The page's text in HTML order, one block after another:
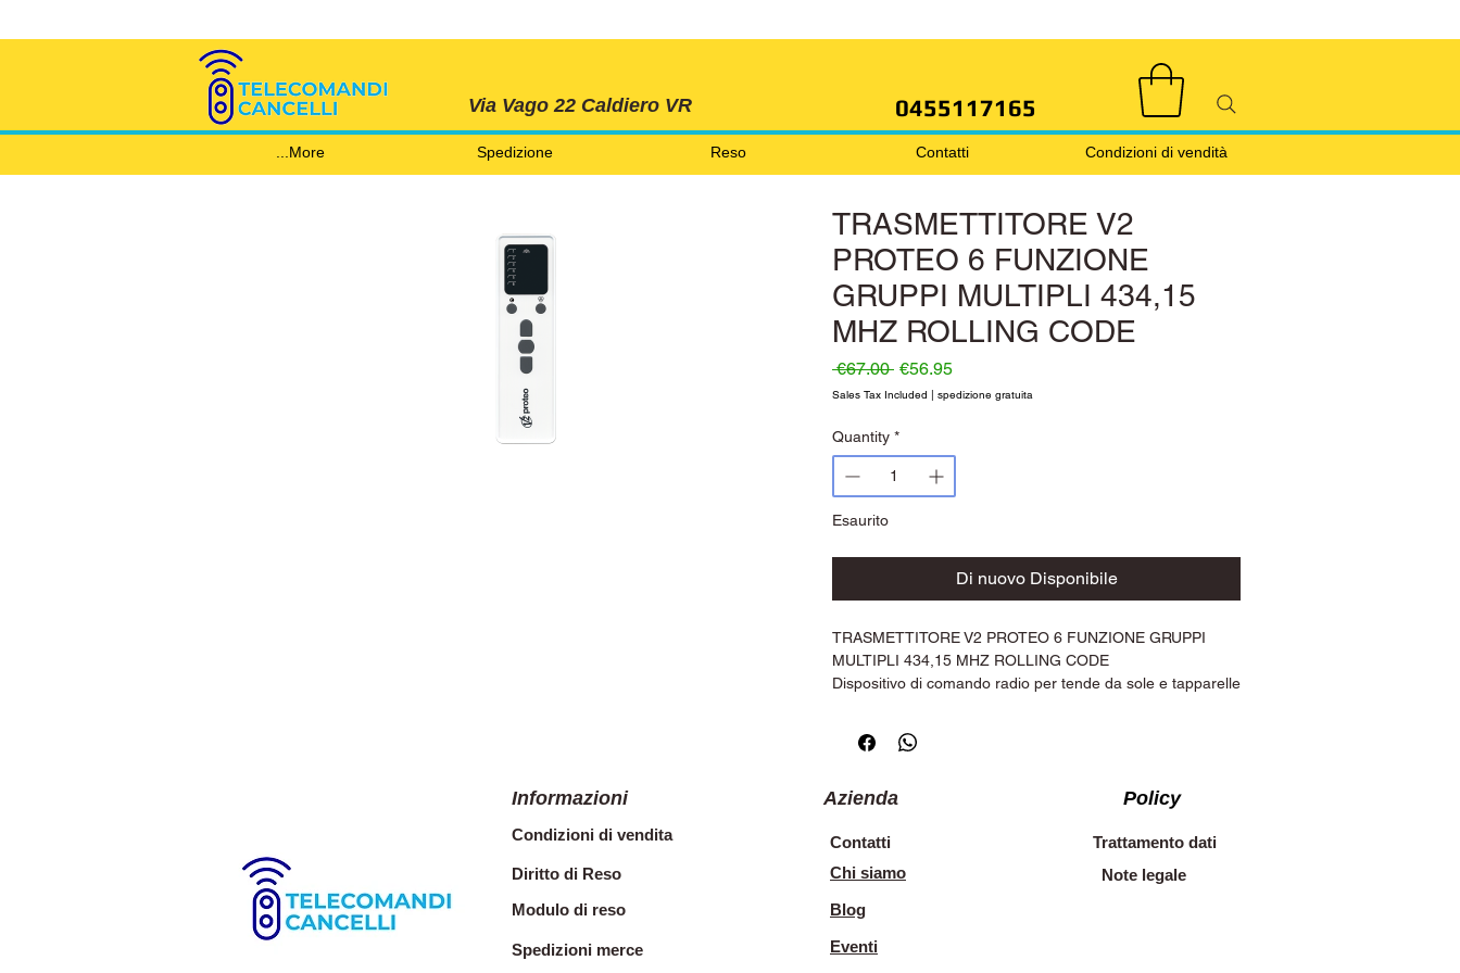
Via Vago 22 Caldiero VR 0455117165
Condizioni di vendità
Contatti
Reso
Spedizione
More...
TRASMETTITORE V2
PROTEO 6 FUNZIONE
GRUPPI MULTIPLI 434,15
MHZ ROLLING CODE
€67.00 Regular Price
€56.95Sale Price
Sales Tax Included | spedizione gratuita
Quantity *
Esaurito
Di nuovo Disponibile
TRASMETTITORE V2 PROTEO 6 FUNZIONE GRUPPI
MULTIPLI 434,15 MHZ ROLLING CODE
Dispositivo di comando radio per tende da sole e tapparelle
tipo CR2032, inclusa. Comando automazioni multiple.
Informazioni
Condizioni di vendita
Diritto di Reso
Modulo di reso
Spedizioni merce
Azienda
Contatti
Chi siamo
Blog
Eventi
Policy
Trattamento dati
Note legale